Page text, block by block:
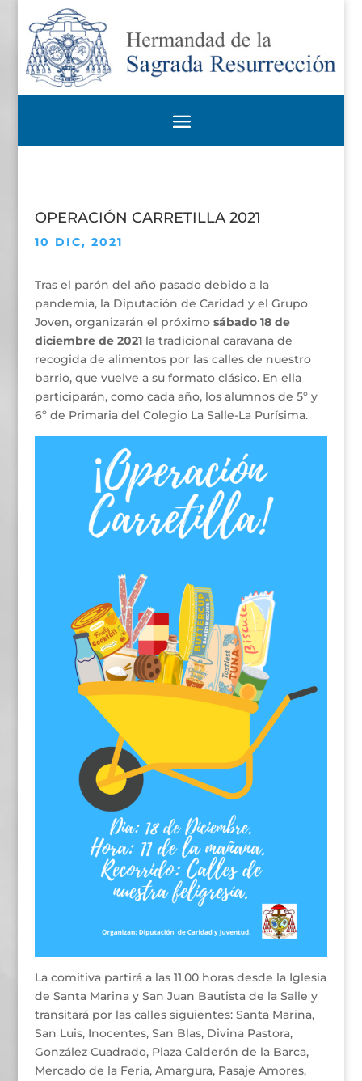
OPERACIÓN CARRETILLA 2021
10 DIC, 2021
Tras el parón del año pasado debido a la
pandemia, la Diputación de Caridad y el Grupo
Joven, organizarán el próximo sábado 18 de
diciembre de 2021la tradicional caravana de
recogida de alimentos por las calles de nuestro
barrio, que vuelve a su formato clásico. En ella
participarán, como cada año, los alumnos de 5º y
6º de Primaria del Colegio La Salle-La Purísima.
La comitiva partirá a las 11.00 horas desde la Iglesia
de Santa Marina y San Juan Bautista de la Salle y
transitará por las calles siguientes: Santa Marina,
San Luis, Inocentes, San Blas, Divina Pastora,
González Cuadrado, Plaza Calderón de la Barca,
Mercado de la Feria, Amargura, Pasaje Amores,